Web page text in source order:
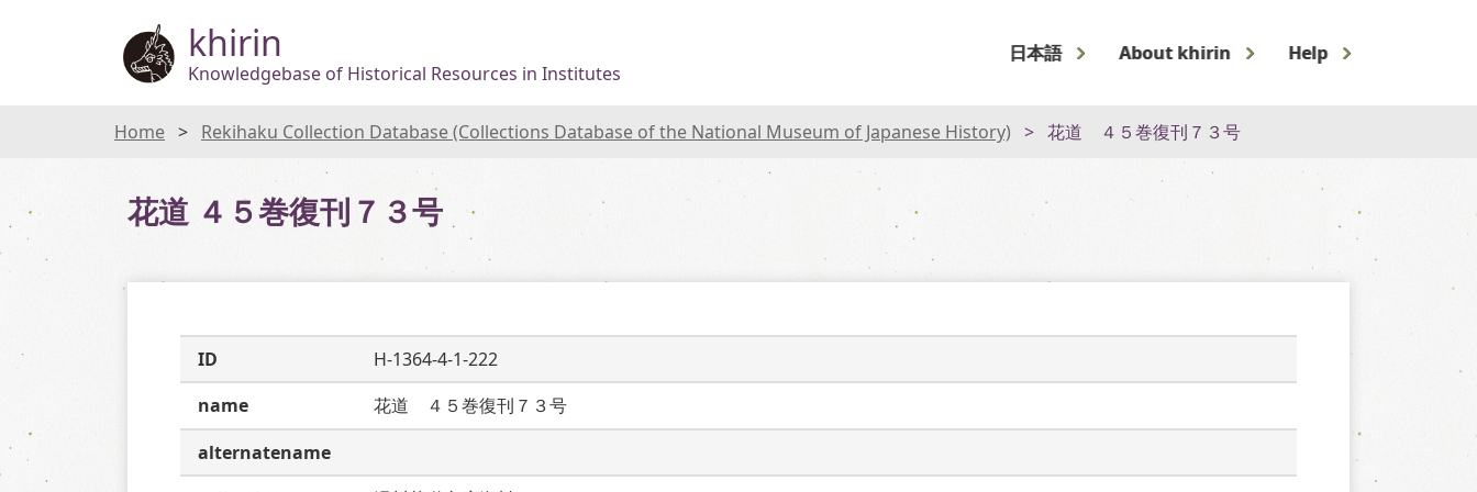
khirin
Knowledgebase of Historical Resources in Institutes
日本語 About khirin Help
Home Rekihaku Collection Database (Collections Database of the National Museum of Japanese History) 花道 ４５巻復刊７３号
花道 ４５巻復刊７３号
ID
H-1364-4-1-222
name
花道　４５巻復刊７３号
alternatename